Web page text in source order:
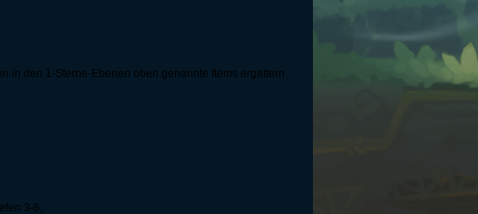
in den 1-Sterne-Ebenen oben genannte Items ergattern
3-6,